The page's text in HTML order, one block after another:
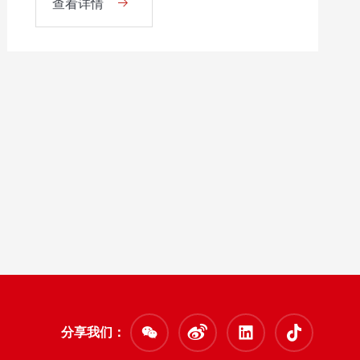
查看详情
分享我们：